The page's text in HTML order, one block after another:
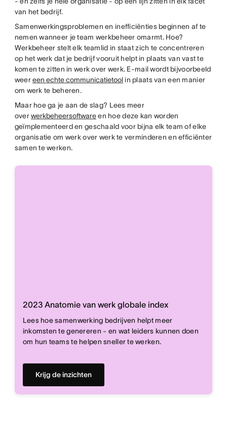
van het bedrijf.
Samenwerkingsproblemen en inefficiënties beginnen af te
nemen wanneer je team werkbeheer omarmt. Hoe?
Werkbeheer stelt elk teamlid in staat zich te concentreren
op het werk dat je bedrijf vooruit helpt in plaats van vast te
komen te zitten in werk over werk. E-mail wordt bijvoorbeeld
weereen echte communicatietool in plaats van een manier
om werk te beheren.
Maar hoe ga je aan de slag? Lees meer
overwerkbeheersoftwareen hoe deze kan worden
geïmplementeerd en geschaald voor bijna elk team of elke
organisatie om werk over werk te verminderen en efficiënter
samen te werken.
2023 Anatomie van werk globale index
Lees hoe samenwerking bedrijven helpt meer
inkomsten te genereren - en wat leiders kunnen doen
om hun teams te helpen sneller te werken.
Krijg de inzichten